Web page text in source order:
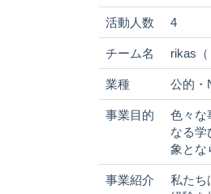
活動人数 4
チーム名 rikas（
業種 公的・
事業目的
色々な
なる学
象とな
事業紹介
私たち